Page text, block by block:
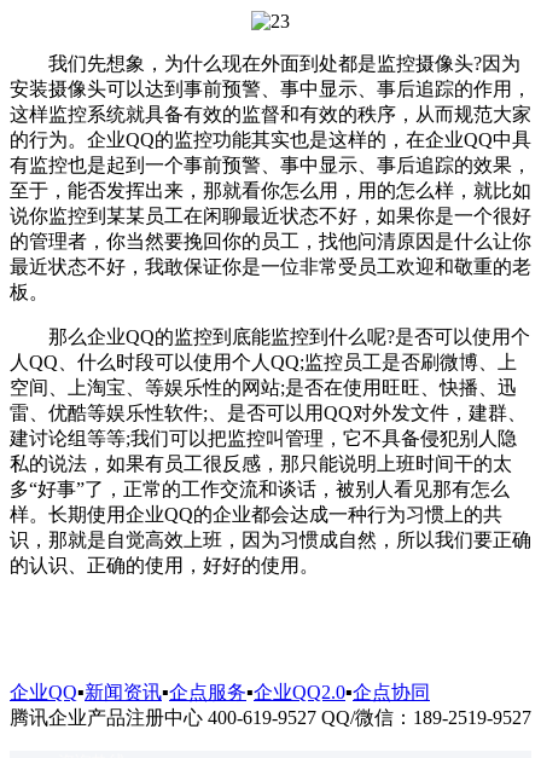
我们先想象，为什么现在外面到处都是监控摄像头?因为
安装摄像头可以达到事前预警、事中显示、事后追踪的作用，
这样监控系统就具备有效的监督和有效的秩序，从而规范大家
的行为。企业QQ的监控功能其实也是这样的，在企业QQ中具
有监控也是起到一个事前预警、事中显示、事后追踪的效果，
至于，能否发挥出来，那就看你怎么用，用的怎么样，就比如
说你监控到某某员工在闲聊最近状态不好，如果你是一个很好
的管理者，你当然要挽回你的员工，找他问清原因是什么让你
最近状态不好，我敢保证你是一位非常受员工欢迎和敬重的老
板。
那么企业QQ的监控到底能监控到什么呢?是否可以使用个
人QQ、什么时段可以使用个人QQ;监控员工是否刷微博、上
空间、上淘宝、等娱乐性的网站;是否在使用旺旺、快播、迅
雷、优酷等娱乐性软件;、是否可以用QQ对外发文件，建群、
建讨论组等等;我们可以把监控叫管理，它不具备侵犯别人隐
私的说法，如果有员工很反感，那只能说明上班时间干的太
多“好事”了，正常的工作交流和谈话，被别人看见那有怎么
样。长期使用企业QQ的企业都会达成一种行为习惯上的共
识，那就是自觉高效上班，因为习惯成自然，所以我们要正确
的认识、正确的使用，好好的使用。
企业QQ▪新闻资讯▪企点服务▪企业QQ2.0▪企点协同
腾讯企业产品注册中心 400-619-9527 QQ/微信：189-2519-9527